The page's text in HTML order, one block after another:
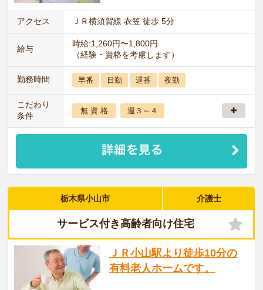
アクセス ＪＲ横須賀線 衣笠 徒歩 5分
給与
時給:1,260円〜1,800円
（経験・資格を考慮します）
勤務時間 早番 日勤 遅番 夜勤
こだわり
条件
無 資 格 週３～４
栃木県小山市 介護士
サービス付き高齢者向け住宅
ＪＲ小山駅より徒歩10分の
有料老人ホームです。